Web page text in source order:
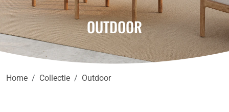
OUTDOOR
Home Collectie Outdoor